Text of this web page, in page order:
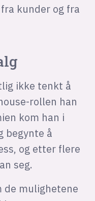
kunder og fra
ikke tenkt å
rollen han
kom han i
begynte å
og etter flere
seg.
de mulighetene